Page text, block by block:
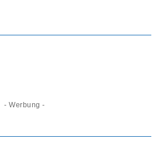
- Werbung -